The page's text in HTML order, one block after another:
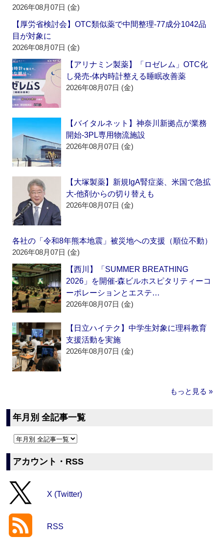
2026年08月07日 (金)
【厚労省検討会】OTC類似薬で中間整理‐77成分1042品
目が対象に
2026年08月07日 (金)
【アリナミン製薬】「ロゼレム」OTC化
し発売‐体内時計整える睡眠改善薬
2026年08月07日 (金)
【バイタルネット】神奈川新拠点が業務
開始‐3PL専用物流施設
2026年08月07日 (金)
【大塚製薬】新規IgA腎症薬、米国で急拡
大‐他剤からの切り替えも
2026年08月07日 (金)
各社の「令和8年熊本地震」被災地への支援（順位不動）
2026年08月07日 (金)
【西川】「SUMMER BREATHING
2026」を開催‐森ビルホスピタリティーコ
ーポレーションとエステ…
2026年08月07日 (金)
【日立ハイテク】中学生対象に理科教育
支援活動を実施
2026年08月07日 (金)
もっと見る »
年月別 全記事一覧
アカウント・RSS
X (Twitter)
RSS